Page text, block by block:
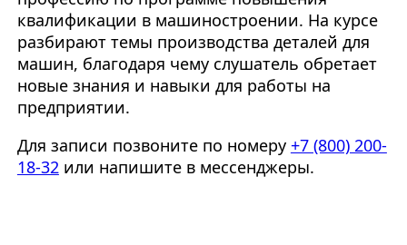
квалификации в машиностроении. На курсе
разбирают темы производства деталей для
машин, благодаря чему слушатель обретает
новые знания и навыки для работы на
предприятии.
Для записи позвоните по номеру +7 (800) 200-
18-32или напишите в мессенджеры.